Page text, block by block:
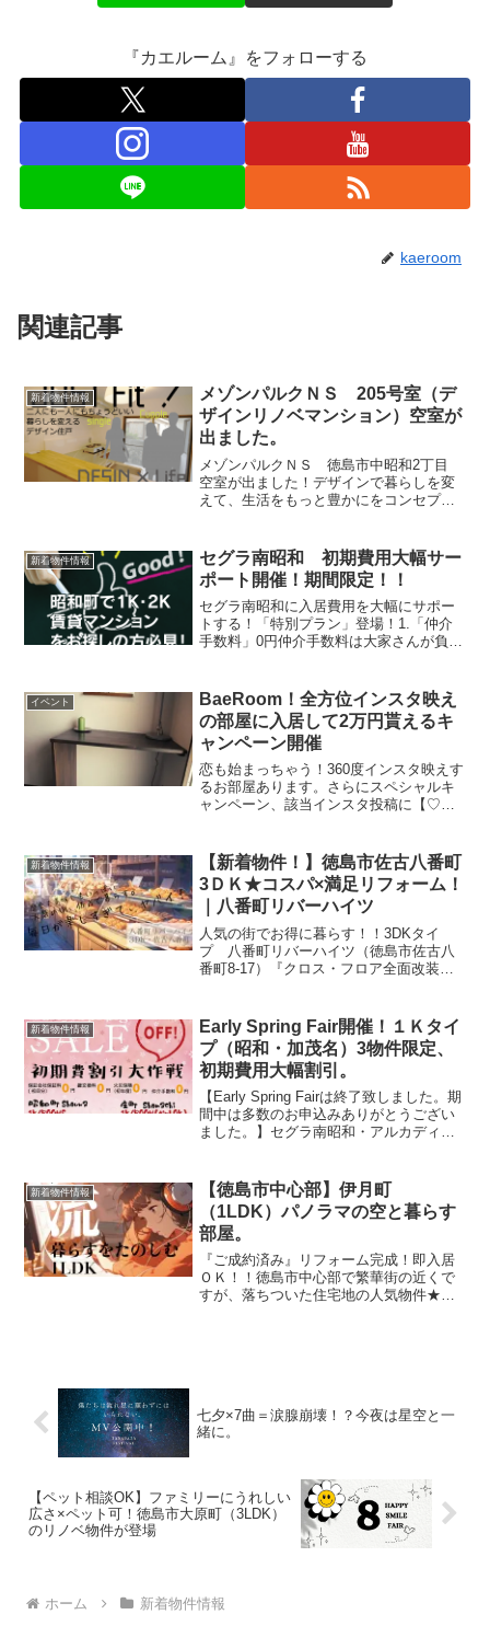
『カエルーム』をフォローする
kaeroom
関連記事
新着物件情報
メゾンパルクＮＳ 205号室（デ
ザインリノベマンション）空室が
出ました。
メゾンパルクＮＳ 徳島市中昭和2丁目
空室が出ました！デザインで暮らしを変
えて、生活をもっと豊かにをコンセプト
いです。動画やパノラマ写真等も掲載し
ていますので、ぜひ、詳...
新着物件情報
セグラ南昭和 初期費用大幅サー
ポート開催！期間限定！！
セグラ南昭和に入居費用を大幅にサポー
トする！「特別プラン」登場！1.「仲介
手数料」0円仲介手数料は大家さんが負担
いのいい大家さんです。2「鍵交換料金」
無料で実施します。...
イベント
BaeRoom！全方位インスタ映え
の部屋に入居して2万円貰えるキ
ャンペーン開催
恋も始まっちゃう！360度インスタ映えす
るお部屋あります。さらにスペシャルキ
ャンペーン、該当インスタ投稿に【♡い
ト♬☆物件の詳細情報はこちらキャンペ
ーンへのエント...
新着物件情報
【新着物件！】徳島市佐古八番町
3ＤＫ★コスパ×満足リフォーム！
｜八番町リバーハイツ
人気の街でお得に暮らす！！3DKタイ
プ 八番町リバーハイツ（徳島市佐古八
番町8-17）『クロス・フロア全面改装』
ン・日々のちょっとしたが便利に！』動
画や360度写真を公開し...
新着物件情報
Early Spring Fair開催！１Ｋタイ
プ（昭和・加茂名）3物件限定、
初期費用大幅割引。
【Early Spring Fairは終了致しました。期
間中は多数のお申込みありがとうござい
ました。】セグラ南昭和・アルカディア
大幅に割り引くスペシャルオファー！さ
ぁお...
新着物件情報
【徳島市中心部】伊月町
（1LDK）パノラマの空と暮らす
部屋。
『ご成約済み』リフォーム完成！即入居
ＯＫ！！徳島市中心部で繁華街の近くで
すが、落ちついた住宅地の人気物件★募
七夕×7曲＝涙腺崩壊！？今夜は星空と一
緒に。
【ペット相談OK】ファミリーにうれしい
広さ×ペット可！徳島市大原町（3LDK）
のリノベ物件が登場
ホーム 新着物件情報